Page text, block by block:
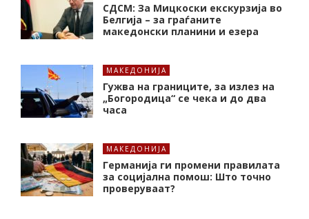
СДСМ: За Мицкоски екскурзија во
Белгија – за граѓаните
македонски планини и езера
МАКЕДОНИЈА
Гужва на границите, за излез на
„Богородица“ се чека и до два
часа
МАКЕДОНИЈА
Германија ги промени правилата
за социјална помош: Што точно
проверуваат?